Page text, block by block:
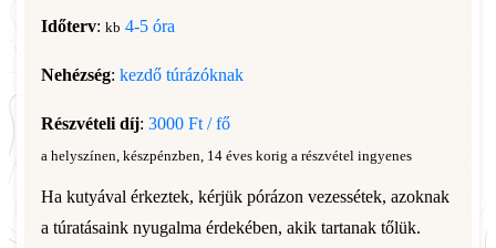
Időterv: kb 4-5 óra
Nehézség: kezdő túrázóknak
Részvételi díj: 3000 Ft / fő
a helyszínen, készpénzben, 14 éves korig a részvétel ingyenes
Ha kutyával érkeztek, kérjük pórázon vezessétek, azoknak
a túratásaink nyugalma érdekében, akik tartanak tőlük.